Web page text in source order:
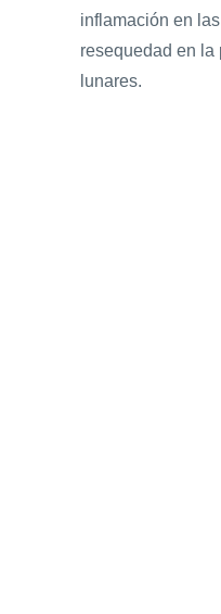
inflamación en
resequedad en la
lunares.